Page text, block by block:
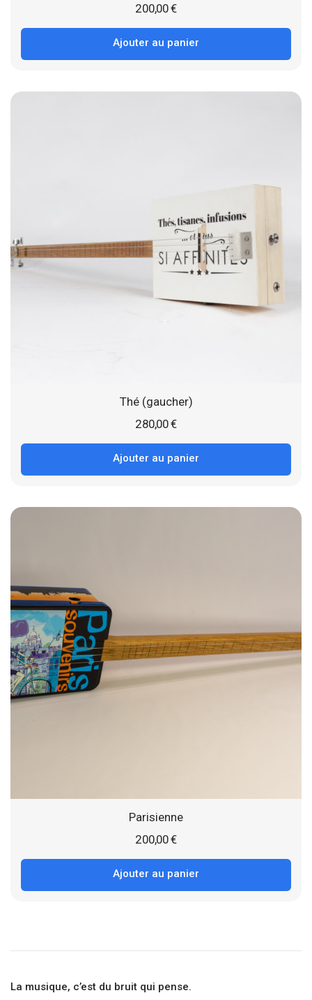
200,00€
Ajouter au panier
Thé (gaucher)
280,00€
Ajouter au panier
Parisienne
200,00€
Ajouter au panier
La musique, c’est du bruit qui pense.